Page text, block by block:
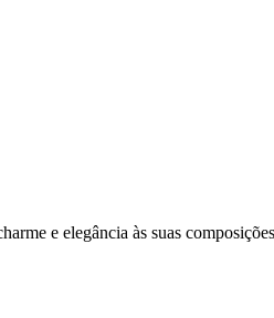
e elegância às suas